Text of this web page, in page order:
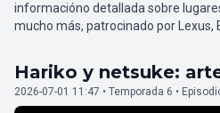
informacióno detallada sobre
mucho más, patrocinado por Lexus,
Hariko y netsuke:
2026-07-01 11:47 • Temporada 6 •